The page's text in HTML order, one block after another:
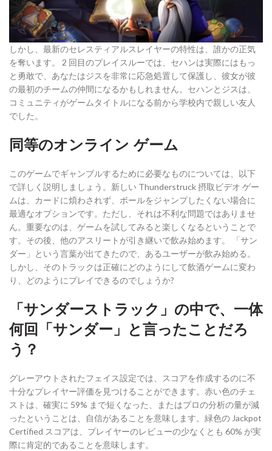
しかし、最新のセレスティアルスレイヤーの特性は、誰かの正気
を奪います。 2 回目のプレイスルーでは、セハンは実際にはもっ
と勇敢で、あなたはジスを非常に応急処置して保護し、彼女が彼
の最初のチームの仲間になるかもしれません。セハンとジスは、
コミュニティがゲームタイトルになる前から学校内で親しい友人
でした。
同等のオンライン ゲーム
このゲームでギャンブルするために必要なものについては、以下
で詳しく説明しましょう。新しい Thunderstruck 摂取ビデオ ゲー
ムは、カードに煩わされず、ボールをジャンプしたくない場合に
最適なオプションです。ただし、それは不利な問題ではありませ
ん。重要なのは、ゲームを試してみると楽しくなるということで
す。その後、他のアスリートが引き継いで飲み始めます。 「サン
ダー」という言葉が出てきたので、あるユーザーが飲み始める。
しかし、そのトラックは正確にどのようにして飲酒ゲームに変わ
り、どのようにプレイできるのでしょうか?
「サンダーストラック」の中で、一体
何回「サンダー」と言ったことだろ
う？
グレーアウトされたフェイス設定では、スコアを作成するのに不
十分なプレイヤー評価を見つけることができます。赤い色のチェ
ストは、確実に 59% まで短くなった、またはプロの分析の量が減
ったということは、自信があることを意味します。緑色の Jackpot
Certified スコアは、プレイヤーのレビューの少なくとも 60% が実
際に肯定的であることを意味します。